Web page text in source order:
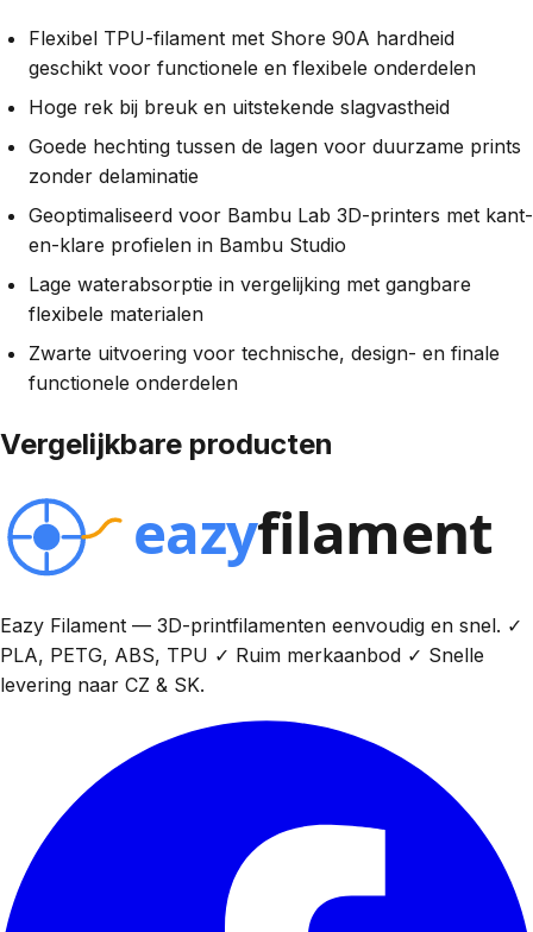
Flexibel TPU-filament met Shore 90A hardheid
geschikt voor functionele en flexibele onderdelen
Hoge rek bij breuk en uitstekende slagvastheid
Goede hechting tussen de lagen voor duurzame prints
zonder delaminatie
Geoptimaliseerd voor Bambu Lab 3D-printers met kant-
en-klare profielen in Bambu Studio
Lage waterabsorptie in vergelijking met gangbare
flexibele materialen
Zwarte uitvoering voor technische, design- en finale
functionele onderdelen
Vergelijkbare producten
Eazy Filament — 3D-printfilamenten eenvoudig en snel. ✓
PLA, PETG, ABS, TPU ✓ Ruim merkaanbod ✓ Snelle
levering naar CZ & SK.